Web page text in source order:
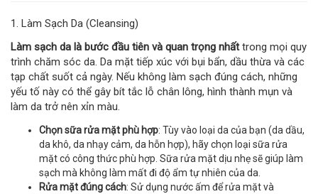
1. Làm Sạch Da (Cleansing)
Làm sạch da là bước đầu tiên và quan trọng nhấttrong mọi quy
trình chăm sóc da. Da mặt tiếp xúc với bụi bẩn, dầu thừa và các
tạp chất suốt cả ngày. Nếu không làm sạch đúng cách, những
yếu tố này có thể gây bít tắc lỗ chân lông, hình thành mụn và
làm da trở nên xỉn màu.
Chọn sữa rửa mặt phù hợp: Tùy vào loại da của bạn (da dầu,
da khô, da nhạy cảm, da hỗn hợp), hãy chọn loại sữa rửa
mặt có công thức phù hợp. Sữa rửa mặt dịu nhẹ sẽ giúp làm
sạch mà không làm mất đi độ ẩm tự nhiên của da.
Rửa mặt đúng cách: Sử dụng nước ấm để rửa mặt và